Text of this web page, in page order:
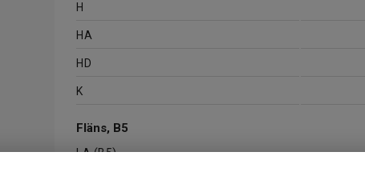
H
HA
HD
K
Fläns, B5
LA (B5)